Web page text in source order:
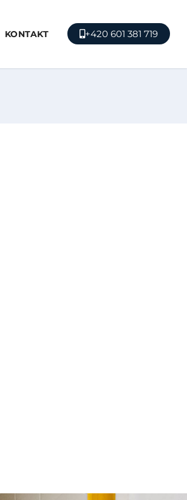
KONTAKT +420 601 381 719